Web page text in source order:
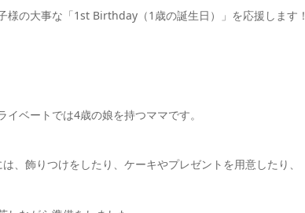
様の大事な「1st Birthday（1歳の誕生日）」を応援します！
イベートでは4歳の娘を持つママです。
、飾りつけをしたり、ケーキやプレゼントを用意したり、